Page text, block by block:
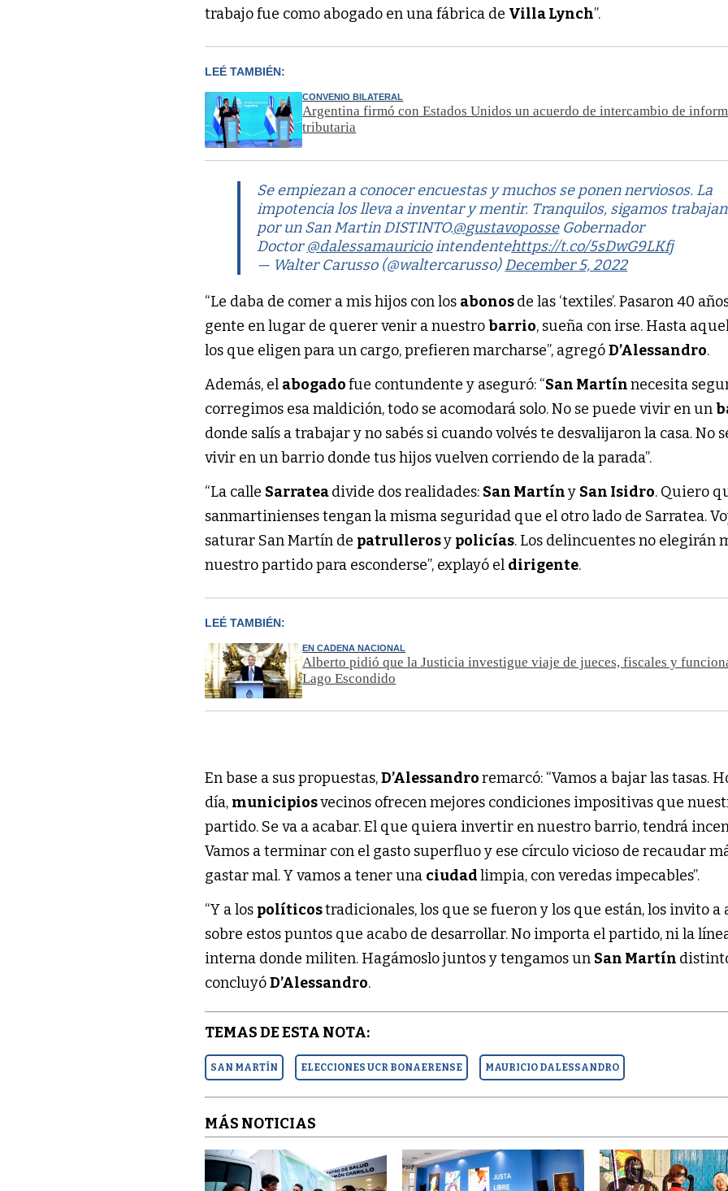
trabajo fue como abogado en una fábrica de Villa Lynch”.
LEÉ TAMBIÉN:
CONVENIO BILATERAL
Argentina firmó con Estados Unidos un acuerdo de intercambio de
tributaria
Se empiezan a conocer encuestas y muchos se ponen nerviosos. La
impotencia los lleva a inventar y mentir. Tranquilos, sigamos
por un San Martin DISTINTO.@gustavoposseGobernador
Doctor@dalessamauriciointendentehttps://t.co/5sDwG9LKfj
— Walter Carusso (@waltercarusso)December 5, 2022
“Le daba de comer a mis hijos con los abonosde las ‘textiles’. Pasaron 40
gente en lugar de querer venir a nuestrobarrio, sueña con irse. Hasta
los que eligen para un cargo, prefieren marcharse”, agregóD’Alessandro.
Además, el abogadofue contundente y aseguró: “San Martínnecesita
corregimos esa maldición, todo se acomodará solo. No se puede vivir en un
donde salís a trabajar y no sabés si cuando volvés te desvalijaron la casa. No
vivir en un barrio donde tus hijos vuelven corriendo de la parada”.
“La calle Sarrateadivide dos realidades: San Martíny San Isidro. Quiero
sanmartinienses tengan la misma seguridad que el otro lado de Sarratea.
saturar San Martín de patrullerosy policías. Los delincuentes no elegirán
nuestro partido para esconderse”, explayó el dirigente.
LEÉ TAMBIÉN:
EN CADENA NACIONAL
Alberto pidió que la Justicia investigue viaje de jueces, fiscales y
Lago Escondido
En base a sus propuestas,D’Alessandroremarcó: “Vamos a bajar las tasas.
día, municipiosvecinos ofrecen mejores condiciones impositivas que
partido. Se va a acabar. El que quiera invertir en nuestro barrio, tendrá
Vamos a terminar con el gasto superfluo y ese círculo vicioso de recaudar
gastar mal. Y vamos a tener una ciudadlimpia, con veredas impecables”.
“Y a los políticostradicionales, los que se fueron y los que están, los invito a
sobre estos puntos que acabo de desarrollar. No importa el partido, ni la
interna donde militen. Hagámoslo juntos y tengamos un San Martín
concluyóD’Alessandro.
TEMAS DE ESTA NOTA:
SAN MARTÍN ELECCIONES UCR BONAERENSE MAURICIO DALESSANDRO
MÁS NOTICIAS